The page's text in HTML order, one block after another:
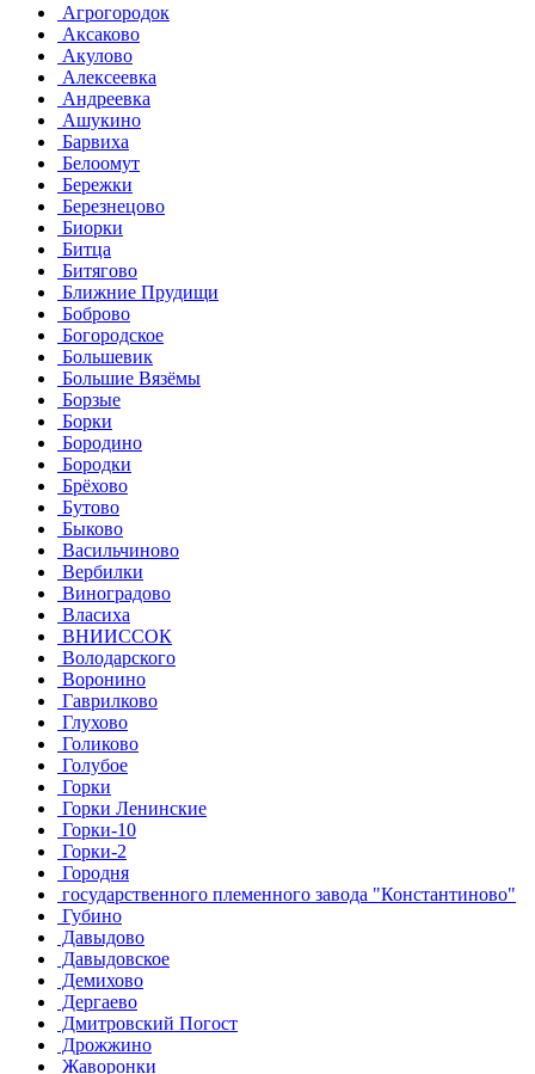
Агрогородок
Аксаково
Акулово
Алексеевка
Андреевка
Ашукино
Барвиха
Белоомут
Бережки
Березнецово
Биорки
Битца
Битягово
Ближние Прудищи
Боброво
Богородское
Большевик
Большие Вязёмы
Борзые
Борки
Бородино
Бородки
Брёхово
Бутово
Быково
Васильчиново
Вербилки
Виноградово
Власиха
ВНИИССОК
Володарского
Воронино
Гаврилково
Глухово
Голиково
Голубое
Горки
Горки Ленинские
Горки-10
Горки-2
Городня
государственного племенного завода "Константиново"
Губино
Давыдово
Давыдовское
Демихово
Дергаево
Дмитровский Погост
Дрожжино
Жаворонки